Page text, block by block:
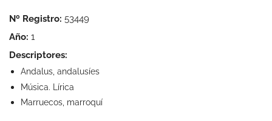
Nº Registro: 53449
Año: 1
Descriptores:
Andalus, andalusíes
Música. Lírica
Marruecos, marroquí